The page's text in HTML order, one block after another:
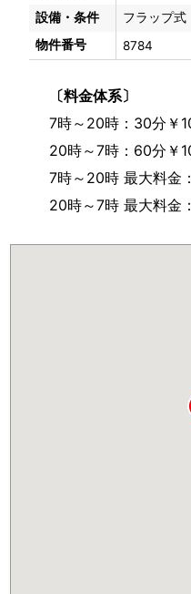
設備・条件
フラップ式
物件番号
8784
〔料金体系〕
7時～20時：30分￥
20時～7時：60分￥
7時～20時 最大料金
20時～7時 最大料金